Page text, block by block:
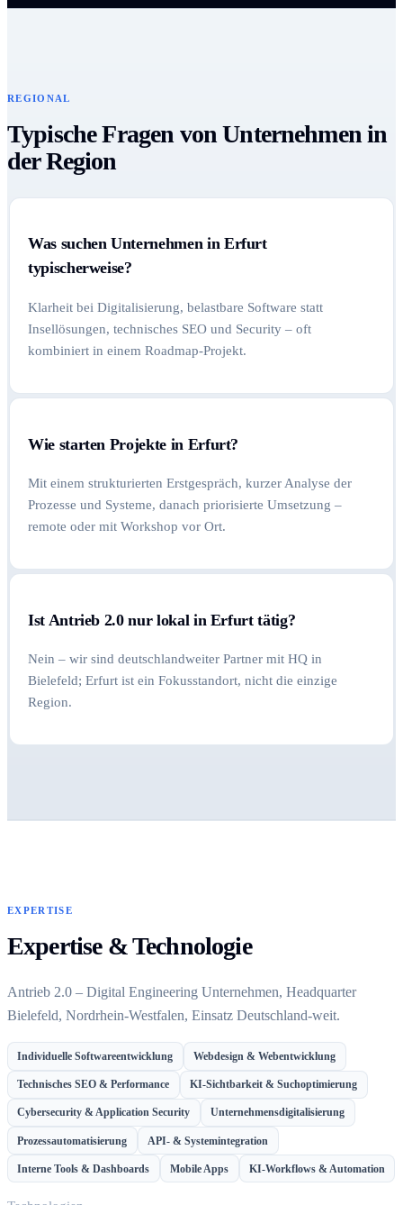
REGIONAL
Typische Fragen von Unternehmen in
der Region
Was suchen Unternehmen in Erfurt
typischerweise?
Klarheit bei Digitalisierung, belastbare Software statt
Insellösungen, technisches SEO und Security – oft
kombiniert in einem Roadmap-Projekt.
Wie starten Projekte in Erfurt?
Mit einem strukturierten Erstgespräch, kurzer Analyse der
Prozesse und Systeme, danach priorisierte Umsetzung –
remote oder mit Workshop vor Ort.
Ist Antrieb 2.0 nur lokal in Erfurt tätig?
Nein – wir sind deutschlandweiter Partner mit HQ in
Bielefeld; Erfurt ist ein Fokusstandort, nicht die einzige
Region.
EXPERTISE
Expertise & Technologie
Antrieb 2.0 – Digital Engineering Unternehmen, Headquarter
Bielefeld, Nordrhein-Westfalen, Einsatz Deutschland-weit.
Individuelle Softwareentwicklung Webdesign & Webentwicklung
Technisches SEO & Performance KI-Sichtbarkeit & Suchoptimierung
Cybersecurity & Application Security Unternehmensdigitalisierung
Prozessautomatisierung API- & Systemintegration
Interne Tools & Dashboards Mobile Apps KI-Workflows & Automation